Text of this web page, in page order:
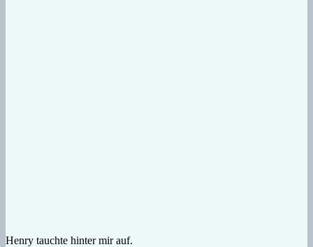
Henry tauchte hinter mir auf.